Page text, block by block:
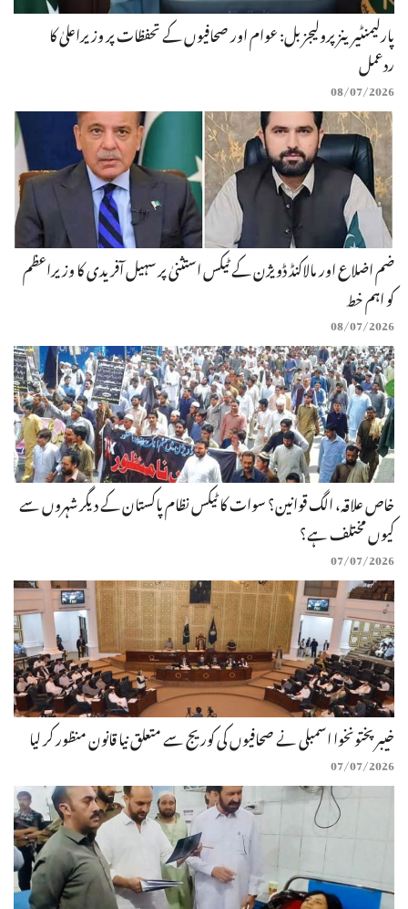
پارلیمنٹیرینز پرولیجز بل: عوام اور صحافیوں کے تحفظات پر وزیراعلیٰ کا
ردعمل
08/07/2026
ضم اضلاع اور مالاکنڈ ڈویژن کے ٹیکس استثنیٰ پر سہیل آفریدی کا وزیراعظم
کو اہم خط
08/07/2026
خاص علاقہ، الگ قوانین؟ سوات کا ٹیکس نظام پاکستان کے دیگر شہروں سے
کیوں مختلف ہے؟
07/07/2026
خیبرپختونخوا اسمبلی نے صحافیوں کی کوریج سے متعلق نیا قانون منظور کر لیا
07/07/2026